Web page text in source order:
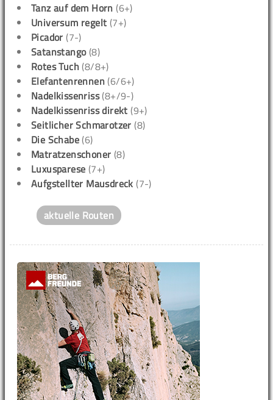
Tanz auf dem Horn (6+)
Universum regelt (7+)
Picador (7-)
Satanstango(8)
Rotes Tuch (8/8+)
Elefantenrennen (6/6+)
Nadelkissenriss(8+/9-)
Nadelkissenriss direkt (9+)
Seitlicher Schmarotzer (8)
Die Schabe (6)
Matratzenschoner (8)
Luxusparese (7+)
Aufgstellter Mausdreck (7-)
aktuelle Routen